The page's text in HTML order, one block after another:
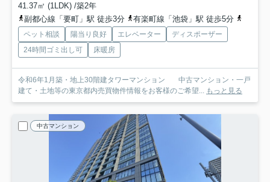
41.37㎡ (1LDK) /築2年
副都心線「要町」駅 徒歩3分
有楽町線「池袋」駅 徒歩5分
ペット相談 陽当り良好 エレベーター
ディスポーザー
24時間ゴミ出し可
床暖房
令和6年1月築・地上30階建タワーマンション 中古マンション・一戸
建て・土地等の東京都内売買物件情報をお客様のご希望... もっと見る
中古マンション